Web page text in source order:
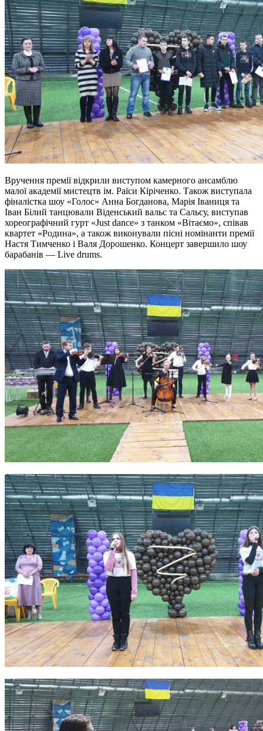
Вручення премії відкрили виступом камерного ансамблю
малої академії мистецтв ім. Раїси Кіріченко. Також виступала
фіналістка шоу «Голос» Анна Богданова, Марія Іваниця та
Іван Білий танцювали Віденський вальс та Сальсу, виступав
хореографічний гурт «Just dance» з танком «Вітаємо», співав
квартет «Родина», а також виконували пісні номінанти премії
Настя Тимченко і Валя Дорошенко. Концерт завершило шоу
барабанів — Live drums.